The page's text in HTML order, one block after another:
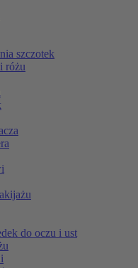
szczotek
różu
do oczu i ust